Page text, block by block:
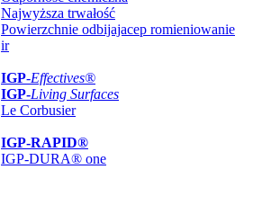
Najwyższa trwałość
Powierzchnie odbijajacep romieniowanie
ir
IGP-Effectives®
IGP-Living Surfaces
Le Corbusier
IGP-RAPID®
IGP-DURA® one